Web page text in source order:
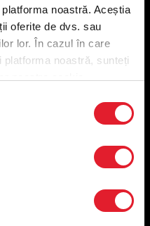
noastră. Aceștia
oferite de dvs. sau
lor. În cazul în care
noastră, sunteți
KFC APP”